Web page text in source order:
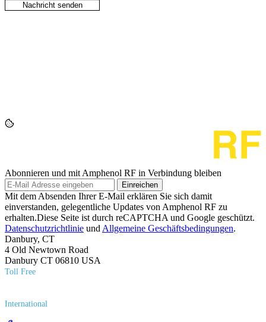
Abonnieren und mit Amphenol RF in Verbindung bleiben
Einreichen
Mit dem Absenden Ihrer E-Mail erklären Sie sich damit
einverstanden, gelegentliche Updates von Amphenol RF zu
erhalten.Diese Seite ist durch reCAPTCHA und Google geschützt.
Datenschutzrichtlinie und Allgemeine Geschäftsbedingungen.
Danbury, CT
4 Old Newtown Road
Danbury CT 06810 USA
Toll Free
International